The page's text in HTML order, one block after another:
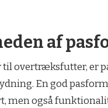
af
til overtræksfutter, er
En god
men også